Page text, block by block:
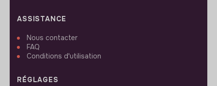
ASSISTANCE
Nous contacter
FAQ
Conditions d'utilisation
RÉGLAGES